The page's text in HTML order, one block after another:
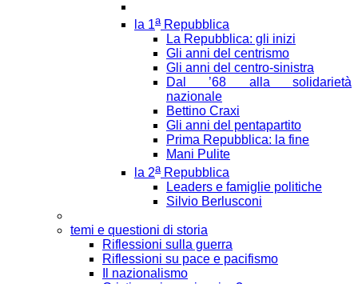
la 1aRepubblica
La Repubblica: gli inizi
Gli anni del centrismo
Gli anni del centro-sinistra
Dal ’68 alla solidarietà
nazionale
Bettino Craxi
Gli anni del pentapartito
Prima Repubblica: la fine
Mani Pulite
la 2aRepubblica
Leaders e famiglie politiche
Silvio Berlusconi
temi e questioni di storia
Riflessioni sulla guerra
Riflessioni su pace e pacifismo
Il nazionalismo